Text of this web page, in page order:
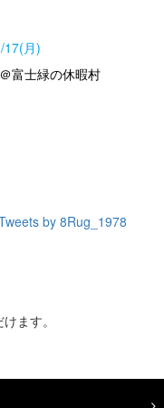
17(月)
富士緑の休暇村
by 8Rug_1978
ます。